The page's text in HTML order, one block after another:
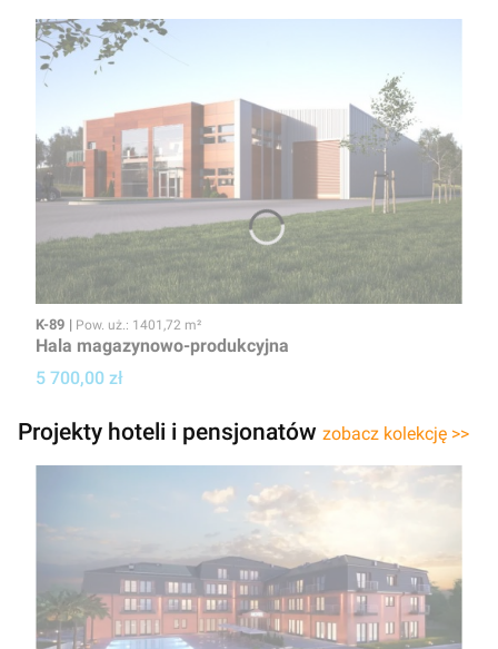
Kod
K-89 Powierzchnia użytkowa
Pow. uż.: 1401,72 m²
Hala magazynowo-produkcyjna
Cena projektu
5 700,00 zł
Projekty hoteli i pensjonatów zobacz kolekcję >>